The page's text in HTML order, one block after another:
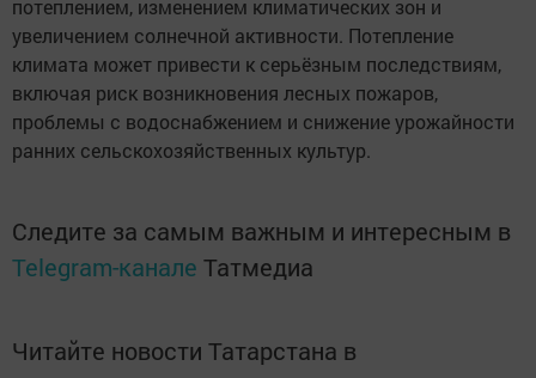
потеплением, изменением климатических зон и
увеличением солнечной активности. Потепление
климата может привести к серьёзным последствиям,
включая риск возникновения лесных пожаров,
проблемы с водоснабжением и снижение урожайности
ранних сельскохозяйственных культур.
Следите за самым важным и интересным в
Telegram-канале Татмедиа
Читайте новости Татарстана в